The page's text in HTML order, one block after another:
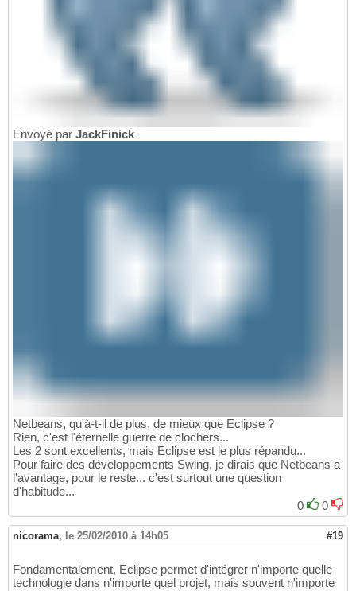
Envoyé par JackFinick
Netbeans, qu'à-t-il de plus, de mieux que Eclipse ?
Rien, c'est l'éternelle guerre de clochers...
Les 2 sont excellents, mais Eclipse est le plus répandu...
Pour faire des développements Swing, je dirais que Netbeans a
l'avantage, pour le reste... c'est surtout une question
d'habitude...
0
0
nicorama, le 25/02/2010 à 14h05 #19
Fondamentalement, Eclipse permet d'intégrer n'importe quelle
technologie dans n'importe quel projet, mais souvent n'importe